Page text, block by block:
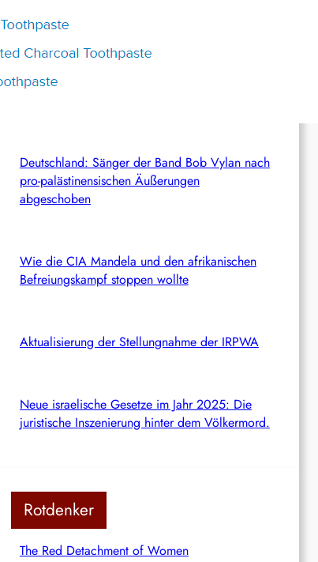
h Aktuelles aus dem Netz
Türkei: 19 Personen, die vor dem NATO-Gipfel
festgenommen und inhaftiert worden waren,
Deutschland: Sänger der Band Bob Vylan nach
pro-palästinensischen Äußerungen
abgeschoben
Wie die CIA Mandela und den afrikanischen
Befreiungskampf stoppen wollte
Aktualisierung der Stellungnahme der IRPWA
Neue israelische Gesetze im Jahr 2025: Die
juristische Inszenierung hinter dem Völkermord.
Rotdenker
The Red Detachment of Women